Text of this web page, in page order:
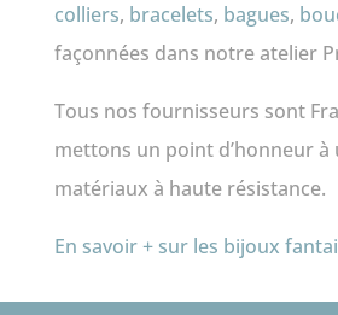
colliers, bracelets, bagues,
façonnées dans notre atelier
Tous nos fournisseurs sont
mettons un point d’honneur à
matériaux à haute résistance.
En savoir + sur les bijoux